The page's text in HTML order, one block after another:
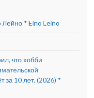
Лейно * Eino Leino
что хобби
за 10 лет. (2026) *